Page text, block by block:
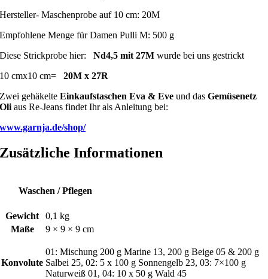
Hersteller- Maschenprobe auf 10 cm: 20M
Empfohlene Menge für Damen Pulli M: 500 g
Diese Strickprobe hier:Nd4,5 mit 27M wurde bei uns gestrickt
10 cmx10 cm=20M x 27R
Zwei gehäkelteEinkaufstaschen Eva & Eve und dasGemüsenetz
Oli aus Re-Jeans findet Ihr als Anleitung bei:
www.garnja.de/shop/
Zusätzliche Informationen
Waschen / Pflegen
Gewicht
0,1 kg
Maße
9 × 9 × 9 cm
Konvolute
01: Mischung 200 g Marine 13, 200 g Beige 05 & 200 g
Salbei 25, 02: 5 x 100 g Sonnengelb 23, 03: 7×100 g
Naturweiß 01, 04: 10 x 50 g Wald 45